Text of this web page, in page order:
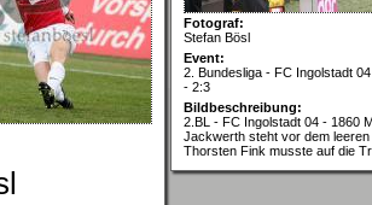
Fotograf:
Stefan Bösl
Event:
2. Bundesliga - FC Ingolstadt
- 2:3
Bildbeschreibung:
2.BL - FC Ingolstadt 04 - 1860
Jackwerth steht vor dem
Thorsten Fink musste auf die